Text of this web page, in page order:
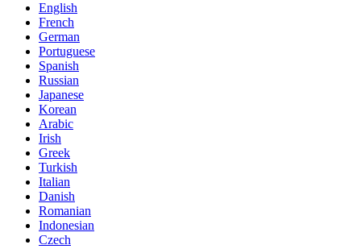
English
French
German
Portuguese
Spanish
Russian
Japanese
Korean
Arabic
Irish
Greek
Turkish
Italian
Danish
Romanian
Indonesian
Czech